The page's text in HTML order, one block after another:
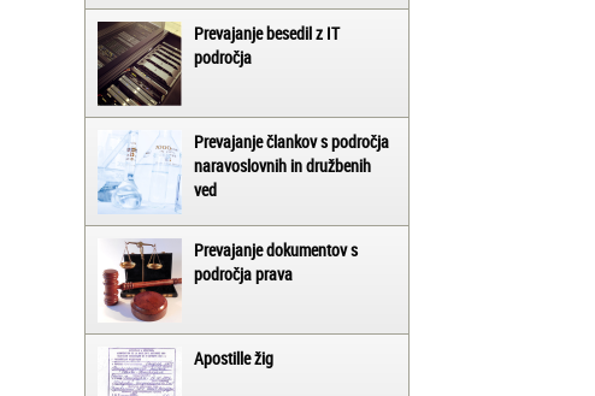
Prevajanje besedil z IT
področja
Prevajanje člankov s področja
naravoslovnih in družbenih
ved
Prevajanje dokumentov s
področja prava
Apostille žig